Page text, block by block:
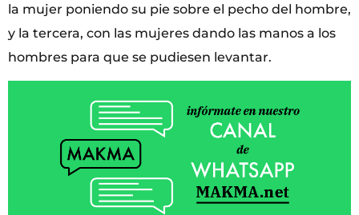
la mujer poniendo su pie sobre el pecho del hombre,
y la tercera, con las mujeres dando las manos a los
hombres para que se pudiesen levantar.